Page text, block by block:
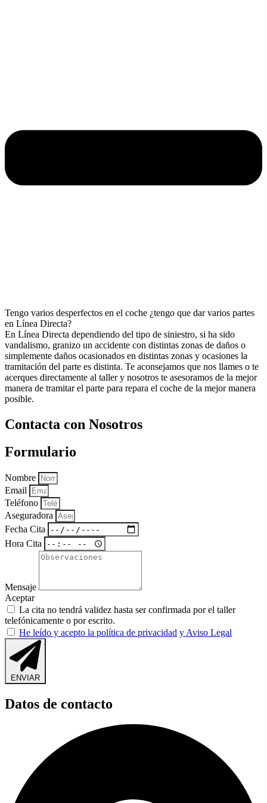
Tengo varios desperfectos en el coche ¿tengo que dar varios partes
en Línea Directa?
En Línea Directa dependiendo del tipo de siniestro, si ha sido
vandalismo, granizo un accidente con distintas zonas de daños o
simplemente daños ocasionados en distintas zonas y ocasiones la
tramitación del parte es distinta. Te aconsejamos que nos llames o te
acerques directamente al taller y nosotros te asesoramos de la mejor
manera de tramitar el parte para repara el coche de la mejor manera
posible.
Contacta con Nosotros
Formulario
Nombre
Email
Teléfono
Aseguradora
Fecha Cita
Hora Cita
Mensaje
Aceptar
La cita no tendrá validez hasta ser confirmada por el taller
telefónicamente o por escrito.
He leído y acepto la política de privacidad y Aviso Legal
ENVIAR
Datos de contacto